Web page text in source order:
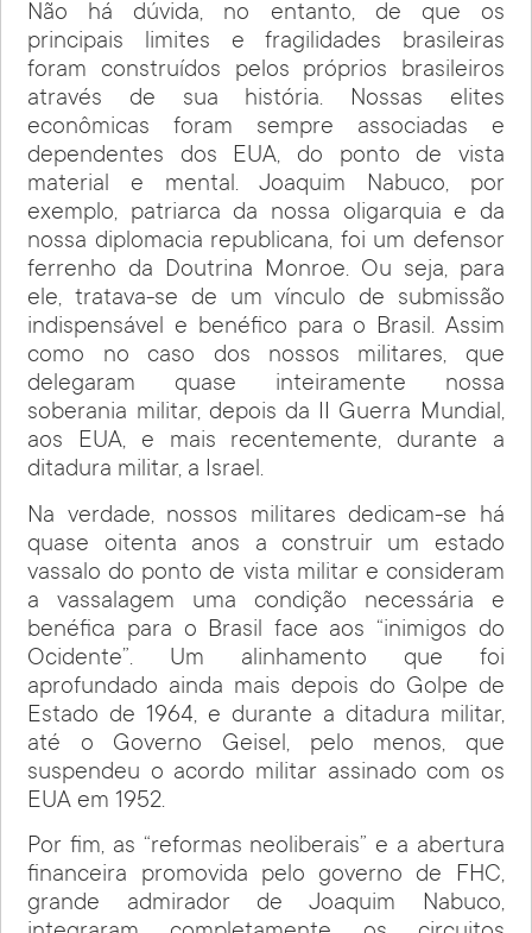
Não há dúvida, no entanto, de que os
principais limites e fragilidades brasileiras
foram construídos pelos próprios brasileiros
através de sua história. Nossas elites
econômicas foram sempre associadas e
dependentes dos EUA, do ponto de vista
material e mental. Joaquim Nabuco, por
exemplo, patriarca da nossa oligarquia e da
nossa diplomacia republicana, foi um defensor
ferrenho da Doutrina Monroe. Ou seja, para
ele, tratava-se de um vínculo de submissão
indispensável e benéfico para o Brasil. Assim
como no caso dos nossos militares, que
delegaram quase inteiramente nossa
soberania militar, depois da II Guerra Mundial,
aos EUA, e mais recentemente, durante a
ditadura militar, a Israel.
Na verdade, nossos militares dedicam-se há
quase oitenta anos a construir um estado
vassalo do ponto de vista militar e consideram
a vassalagem uma condição necessária e
benéfica para o Brasil face aos “inimigos do
Ocidente”. Um alinhamento que foi
aprofundado ainda mais depois do Golpe de
Estado de 1964, e durante a ditadura militar,
até o Governo Geisel, pelo menos, que
suspendeu o acordo militar assinado com os
EUA em 1952.
Por fim, as “reformas neoliberais” e a abertura
financeira promovida pelo governo de FHC,
grande admirador de Joaquim Nabuco,